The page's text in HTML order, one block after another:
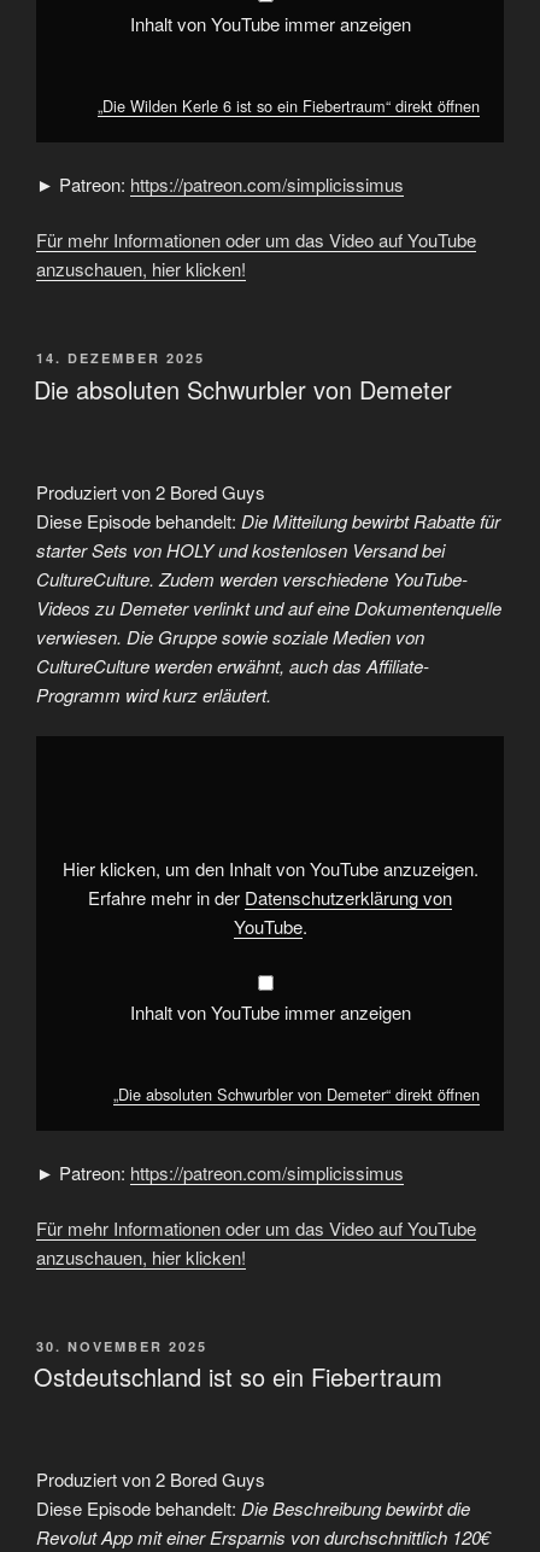
Inhalt von YouTube immer anzeigen
„Die Wilden Kerle 6 ist so ein Fiebertraum“ direkt öffnen
► Patreon: https://patreon.com/simplicissimus
Für mehr Informationen oder um das Video auf YouTube
anzuschauen, hier klicken!
VERÖFFENTLICHT
AM
14. DEZEMBER 2025
Die absoluten Schwurbler von Demeter
Produziert von 2 Bored Guys
Diese Episode behandelt: Die Mitteilung bewirbt Rabatte für
starter Sets von HOLY und kostenlosen Versand bei
CultureCulture. Zudem werden verschiedene YouTube-
Videos zu Demeter verlinkt und auf eine Dokumentenquelle
verwiesen. Die Gruppe sowie soziale Medien von
CultureCulture werden erwähnt, auch das Affiliate-
Programm wird kurz erläutert.
„Die
anzeigen
Hier klicken, um den Inhalt von YouTube anzuzeigen.
Erfahre mehr in der Datenschutzerklärung von
YouTube.
Inhalt von YouTube immer anzeigen
„Die absoluten Schwurbler von Demeter“ direkt öffnen
► Patreon: https://patreon.com/simplicissimus
Für mehr Informationen oder um das Video auf YouTube
anzuschauen, hier klicken!
VERÖFFENTLICHT
AM
30. NOVEMBER 2025
Ostdeutschland ist so ein Fiebertraum
Produziert von 2 Bored Guys
Diese Episode behandelt: Die Beschreibung bewirbt die
Revolut App mit einer Ersparnis von durchschnittlich 120€